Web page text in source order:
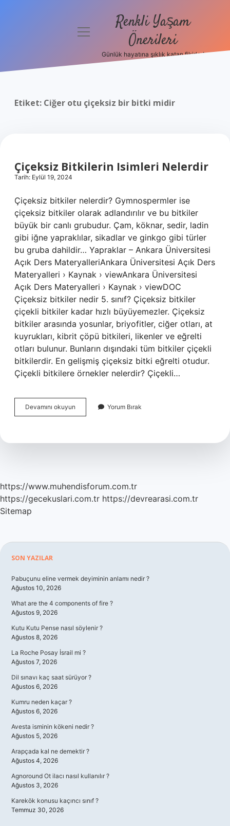
Politikası
menüyü
Renkli Yaşam
Önerileri
Günlük hayatına şıklık katan fikirler!
Etiket: Ciğer otu çiçeksiz bir bitki midir
Çiçeksiz Bitkilerin Isimleri Nelerdir
Tarih: Eylül 19, 2024
Çiçeksiz bitkiler nelerdir? Gymnospermler ise
çiçeksiz bitkiler olarak adlandırılır ve bu bitkiler
büyük bir canlı grubudur. Çam, köknar, sedir, ladin
gibi iğne yapraklılar, sikadlar ve ginkgo gibi türler
bu gruba dahildir… Yapraklar – Ankara Üniversitesi
Açık Ders MateryalleriAnkara Üniversitesi Açık Ders
Materyalleri › Kaynak › viewAnkara Üniversitesi
Açık Ders Materyalleri › Kaynak › viewDOC
Çiçeksiz bitkiler nedir 5. sınıf? Çiçeksiz bitkiler
çiçekli bitkiler kadar hızlı büyüyemezler. Çiçeksiz
bitkiler arasında yosunlar, briyofitler, ciğer otları, at
kuyrukları, kibrit çöpü bitkileri, likenler ve eğrelti
otları bulunur. Bunların dışındaki tüm bitkiler çiçekli
bitkilerdir. En gelişmiş çiçeksiz bitki eğrelti otudur.
Çiçekli bitkilere örnekler nelerdir? Çiçekli…
Devamını okuyun Çiçeksiz
Bitkilerin
Yorum Bırak
https://www.muhendisforum.com.tr
https://gecekuslari.com.tr https://devrearasi.com.tr
Sitemap
Sidebar
SON YAZILAR
Pabuçunu eline vermek deyiminin anlamı nedir ?
Ağustos 10, 2026
What are the 4 components of fire ?
Ağustos 9, 2026
Kutu Kutu Pense nasıl söylenir ?
Ağustos 8, 2026
La Roche Posay İsrail mi ?
Ağustos 7, 2026
Dil sınavı kaç saat sürüyor ?
Ağustos 6, 2026
Kumru neden kaçar ?
Ağustos 6, 2026
Avesta isminin kökeni nedir ?
Ağustos 5, 2026
Arapçada kal ne demektir ?
Ağustos 4, 2026
Agnoround Ot ilacı nasıl kullanılır ?
Ağustos 3, 2026
Karekök konusu kaçıncı sınıf ?
Temmuz 30, 2026